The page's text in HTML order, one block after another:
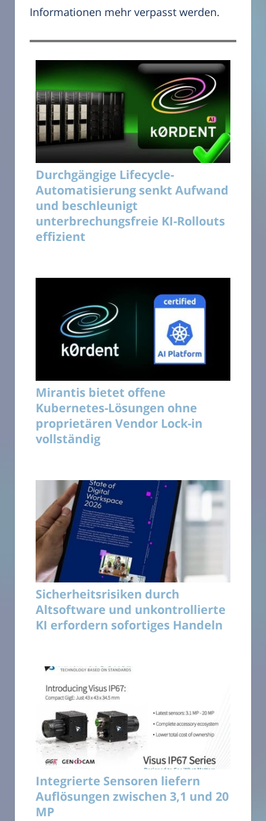
Informationen mehr verpasst werden.
Durchgängige Lifecycle-
Automatisierung senkt Aufwand
und beschleunigt
unterbrechungsfreie KI-Rollouts
effizient
Mirantis bietet offene
Kubernetes-Lösungen ohne
proprietären Vendor Lock-in
vollständig
Sicherheitsrisiken durch
Altsoftware und unkontrollierte
KI erfordern sofortiges Handeln
Integrierte Sensoren liefern
Auflösungen zwischen 3,1 und 20
MP